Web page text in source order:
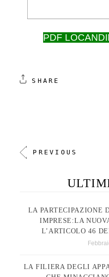
PDF
SHARE
PREVIOUS
LA PARTECIPAZIONE
IMPRESE:LA
L’ARTICOLO 46
LA FILIERA DEGLI